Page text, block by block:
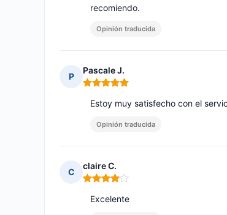
recomiendo.
Opinión traducida
P
Pascale J.
Nota: 5 de 5
Estoy muy satisfecho con el
Opinión traducida
C
claire C.
Nota: 4 de 5
Excelente